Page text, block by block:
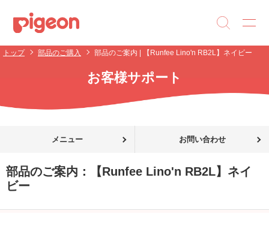
トップ 部品のご購入 部品のご案内 | 【Runfee Lino'n RB2L】ネイビー
お客様サポート
メニュー お問い合わせ
部品のご案内：
【Runfee Lino'n RB2L】ネイ
ビー